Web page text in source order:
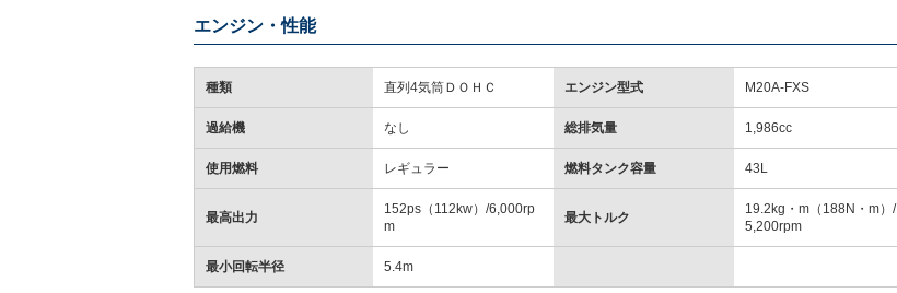
エンジン・性能
種類 直列4気筒ＤＯＨＣ エンジン型式 M20A-FXS
過給機 なし 総排気量 1,986cc
使用燃料 レギュラー 燃料タンク容量 43L
最高出力
152ps（112kw）/6,000rp
m
最大トルク
19.2kg・m（188N・m）/
5,200rpm
最小回転半径 5.4m